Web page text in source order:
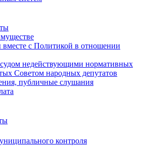
с Политикой в отношении
недействующими нормативных
Советом народных депутатов
публичные слушания
контроля